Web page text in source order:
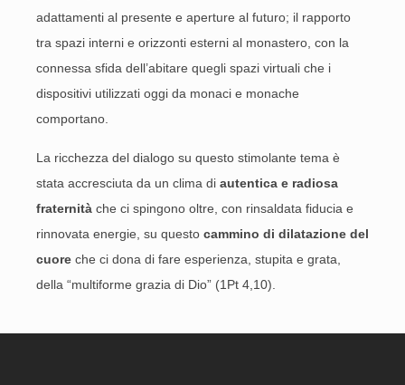
adattamenti al presente e aperture al futuro; il rapporto
tra spazi interni e orizzonti esterni al monastero, con la
connessa sfida dell’abitare quegli spazi virtuali che i
dispositivi utilizzati oggi da monaci e monache
comportano.
La ricchezza del dialogo su questo stimolante tema è
stata accresciuta da un clima di autentica e radiosa
fraternità che ci spingono oltre, con rinsaldata fiducia e
rinnovata energie, su questo cammino di dilatazione del
cuore che ci dona di fare esperienza, stupita e grata,
della “multiforme grazia di Dio” (1Pt 4,10).